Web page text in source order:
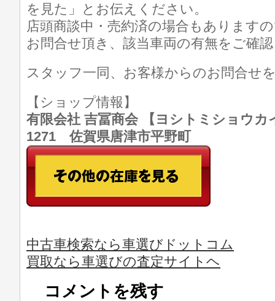
を見た」とお伝えください。
店頭商談中・売約済の場合もあります
お問合せ頂き、該当車両の有無をご確
スタッフ一同、お客様からのお問合せ
【ショップ情報】
有限会社 吉冨商会 【ヨシトミショウ
1271 佐賀県唐津市平野町
中古車検索なら車選びドットコム
買取なら車選びの査定サイトヘ
コメントを残す